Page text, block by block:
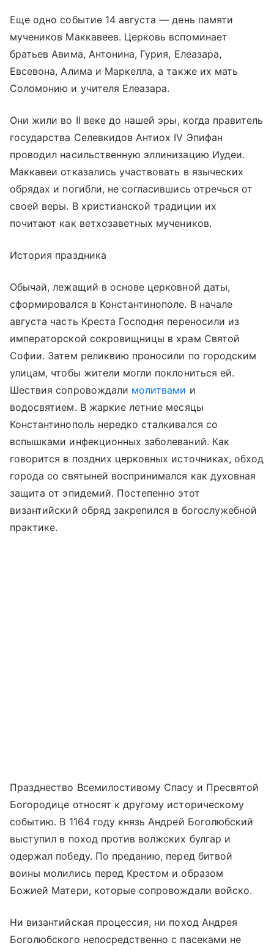
Еще одно событие 14 августа — день памяти
мучеников Маккавеев. Церковь вспоминает
братьев Авима, Антонина, Гурия, Елеазара,
Евсевона, Алима и Маркелла, а также их мать
Соломонию и учителя Елеазара.
Они жили во II веке до нашей эры, когда правитель
государства Селевкидов Антиох IV Эпифан
проводил насильственную эллинизацию Иудеи.
Маккавеи отказались участвовать в языческих
обрядах и погибли, не согласившись отречься от
своей веры. В христианской традиции их
почитают как ветхозаветных мучеников.
История праздника
Обычай, лежащий в основе церковной даты,
сформировался в Константинополе. В начале
августа часть Креста Господня переносили из
императорской сокровищницы в храм Святой
Софии. Затем реликвию проносили по городским
улицам, чтобы жители могли поклониться ей.
Шествия сопровождали молитвами и
водосвятием. В жаркие летние месяцы
Константинополь нередко сталкивался со
вспышками инфекционных заболеваний. Как
говорится в поздних церковных источниках, обход
города со святыней воспринимался как духовная
защита от эпидемий. Постепенно этот
византийский обряд закрепился в богослужебной
практике.
Празднество Всемилостивому Спасу и Пресвятой
Богородице относят к другому историческому
событию. В 1164 году князь Андрей Боголюбский
выступил в поход против волжских булгар и
одержал победу. По преданию, перед битвой
воины молились перед Крестом и образом
Божией Матери, которые сопровождали войско.
Ни византийская процессия, ни поход Андрея
Боголюбского непосредственно с пасеками не